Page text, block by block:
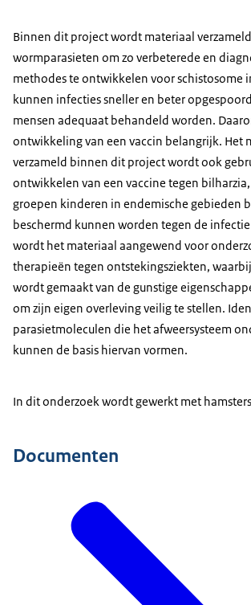
Binnen dit project wordt materiaal
wormparasieten om zo verbeterede en
methodes te ontwikkelen voor schistosome
kunnen infecties sneller en beter
mensen adequaat behandeld worden.
ontwikkeling van een vaccin belangrijk. Het
verzameld binnen dit project wordt ook
ontwikkelen van een vaccine tegen
groepen kinderen in endemische gebieden
beschermd kunnen worden tegen de
wordt het materiaal aangewend voor
therapieën tegen ontstekingsziekten,
wordt gemaakt van de gunstige
om zijn eigen overleving veilig te stellen.
parasietmoleculen die het afweersysteem
kunnen de basis hiervan vormen.
In dit onderzoek wordt gewerkt met
Documenten